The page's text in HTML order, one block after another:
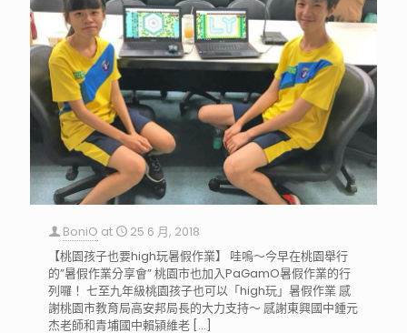
BoniO at
25 6 月, 2018
【桃園孩子也要high玩暑假作業】 哇嗚～今早在桃園舉行
的”暑假作業分享會” 桃園市也加入PaGamO暑假作業的行
列囉！ 七至九年級桃園孩子也可以「high玩」暑假作業 感
謝桃園市教育局高安邦局長的大力支持～ 感謝東興國中鍾元
杰老師和青埔國中賴潁維老 […]